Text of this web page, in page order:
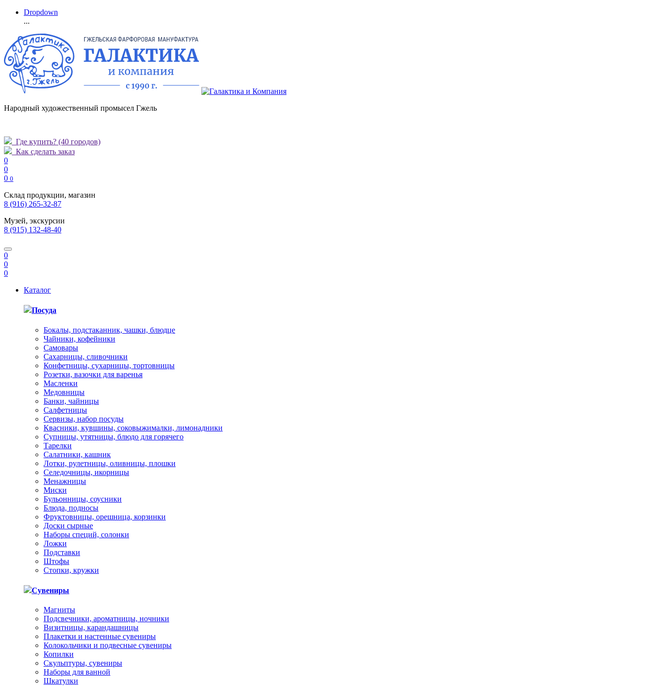
Dropdown
...
Народный художественный промысел Гжель
Где купить? (40 городов)
Как сделать заказ
0
0
0 0
Склад продукции, магазин
8 (916) 265-32-87
Музей, экскурсии
8 (915) 132-48-40
0
0
0
Каталог
Посуда
Бокалы, подстаканник, чашки, блюдце
Чайники, кофейники
Самовары
Сахарницы, сливочники
Конфетницы, сухарницы, тортовницы
Розетки, вазочки для варенья
Масленки
Медовницы
Банки, чайницы
Салфетницы
Сервизы, набор посуды
Квасники, кувшины, соковыжималки, лимонадники
Супницы, утятницы, блюдо для горячего
Тарелки
Салатники, кашник
Лотки, рулетницы, оливницы, плошки
Селедочницы, икорницы
Менажницы
Миски
Бульонницы, соусники
Блюда, подносы
Фруктовницы, орешница, корзинки
Доски сырные
Наборы специй, солонки
Ложки
Подставки
Штофы
Стопки, кружки
Сувениры
Магниты
Подсвечники, ароматницы, ночники
Визитницы, карандашницы
Плакетки и настенные сувениры
Колокольчики и подвесные сувениры
Копилки
Скульптуры, сувениры
Наборы для ванной
Шкатулки